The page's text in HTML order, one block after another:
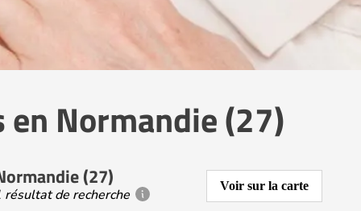
Normandie (27)
(27)
résultat de recherche
Voir sur la carte